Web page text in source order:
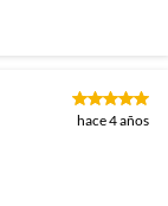
hace 4 años